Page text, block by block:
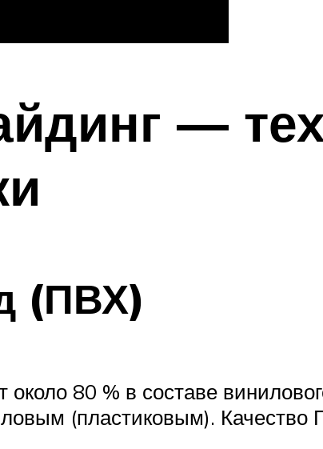
—
(ПВХ)
80 % в составе
(пластиковым). Качество